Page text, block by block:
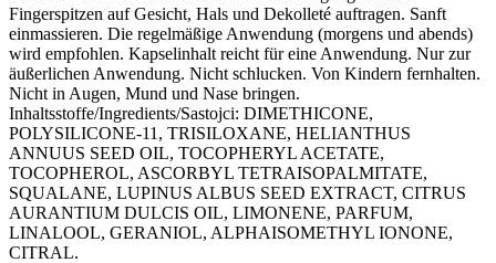
Fingerspitzen auf Gesicht, Hals und Dekolleté auftragen. Sanft
einmassieren. Die regelmäßige Anwendung (morgens und abends)
wird empfohlen. Kapselinhalt reicht für eine Anwendung. Nur zur
äußerlichen Anwendung. Nicht schlucken. Von Kindern fernhalten.
Nicht in Augen, Mund und Nase bringen.
Inhaltsstoffe/Ingredients/Sastojci: DIMETHICONE,
POLYSILICONE-11, TRISILOXANE, HELIANTHUS
ANNUUS SEED OIL, TOCOPHERYL ACETATE,
TOCOPHEROL, ASCORBYL TETRAISOPALMITATE,
SQUALANE, LUPINUS ALBUS SEED EXTRACT, CITRUS
AURANTIUM DULCIS OIL, LIMONENE, PARFUM,
LINALOOL, GERANIOL, ALPHAISOMETHYL IONONE,
CITRAL.